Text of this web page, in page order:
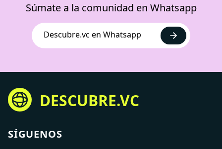
Súmate a la comunidad en Whatsapp
Descubre.vc en Whatsapp
DESCUBRE.VC
SÍGUENOS